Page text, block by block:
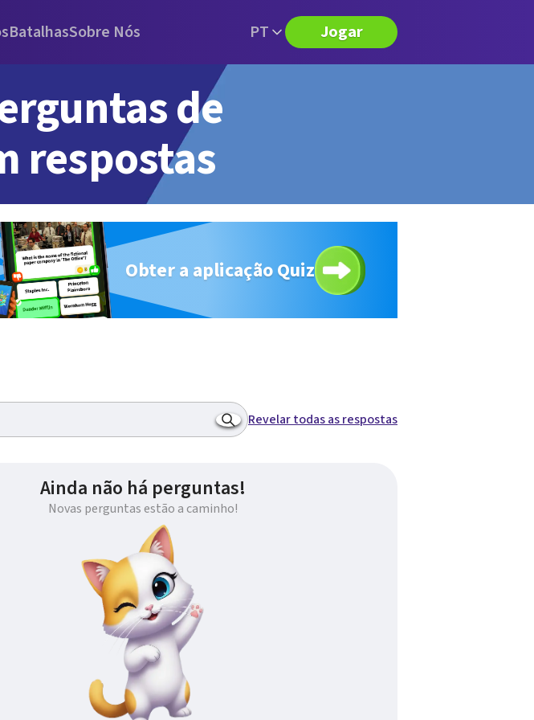
BatalhasSobre Nós PT Jogar
de
respostas
Obter a aplicação Quiz
Revelar todas as respostas
Ainda não há perguntas!
Novas perguntas estão a caminho!